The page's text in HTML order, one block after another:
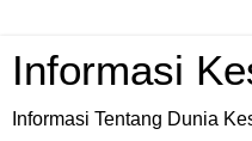
Informasi
Informasi Tentang Dunia